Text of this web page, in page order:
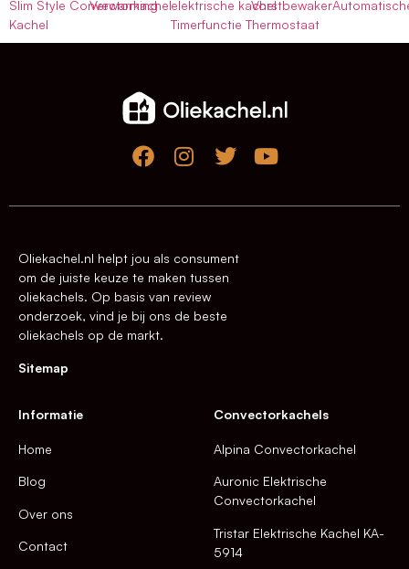
Slim Style Convectorkachel
Kachel
Verwarming
elektrische kachel
Timerfunctie Thermostaat
Oliekachel.nl helpt jou als consument
om de juiste keuze te maken tussen
oliekachels. Op basis van review
onderzoek, vind je bij ons de beste
oliekachels op de markt.
Sitemap
Informatie
Home
Blog
Over ons
Contact
Convectorkachels
Alpina Convectorkachel
Auronic Elektrische
Convectorkachel
Tristar Elektrische Kachel KA-
5914